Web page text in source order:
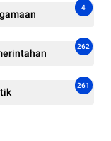
4
262
261